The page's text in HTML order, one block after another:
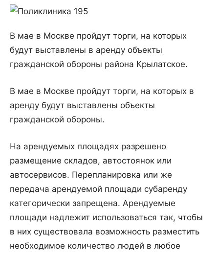
В мае в Москве пройдут торги, на которых
будут выставлены в аренду объекты
гражданской обороны района Крылатское.
В мае в Москве пройдут торги, на которых в
аренду будут выставлены объекты
гражданской обороны.
На арендуемых площадях разрешено
размещение складов, автостоянок или
автосервисов. Перепланировка или же
передача арендуемой площади субаренду
категорически запрещена. Арендуемые
площади надлежит использоваться так, чтобы
в них существовала возможность разместить
необходимое количество людей в любое